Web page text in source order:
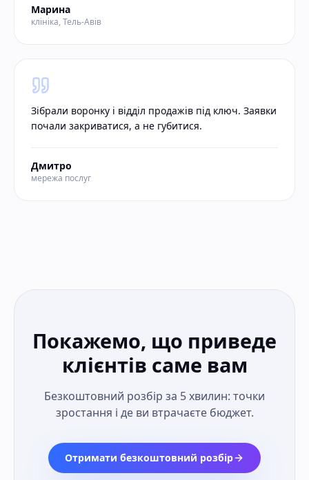
Марина
клініка, Тель-Авів
Зібрали воронку і відділ продажів під ключ. Заявки
почали закриватися, а не губитися.
Дмитро
мережа послуг
Покажемо, що приведе
клієнтів саме вам
Безкоштовний розбір за 5 хвилин: точки
зростання і де ви втрачаєте бюджет.
Отримати безкоштовний розбір